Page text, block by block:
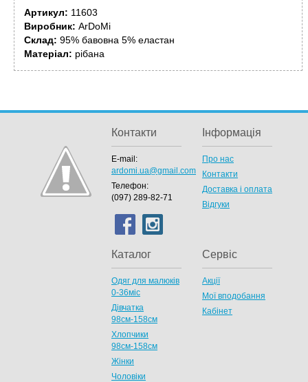
Артикул: 11603
Виробник: ArDoMi
Склад: 95% бавовна 5% еластан
Матеріал: рібана
Контакти
E-mail:
ardomi.ua@gmail.com
Телефон:
(097) 289-82-71
Інформація
Про нас
Контакти
Доставка і оплата
Відгуки
Каталог
Одяг для малюків
0-36міс
Дівчатка
98cм-158см
Хлопчики
98см-158см
Жінки
Чоловіки
Сервіс
Акції
Мої вподобання
Кабінет